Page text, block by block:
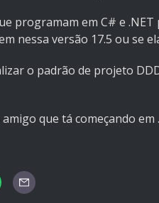
programam em C# e
nessa versão 17.5 ou se
o padrão de projeto
que tá começando